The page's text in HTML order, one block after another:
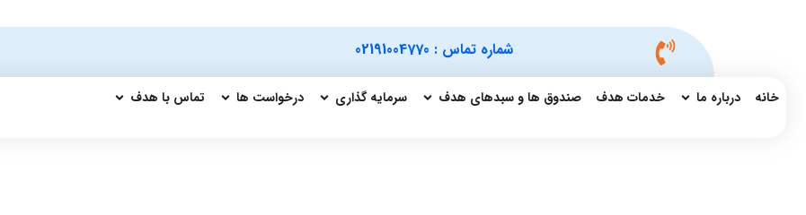
شماره تماس : 02191004770
خانه درباره ما خدمات هدف صندوق ها و سبدهای هدف سرمایه گذاری درخواست ها تماس با هدف